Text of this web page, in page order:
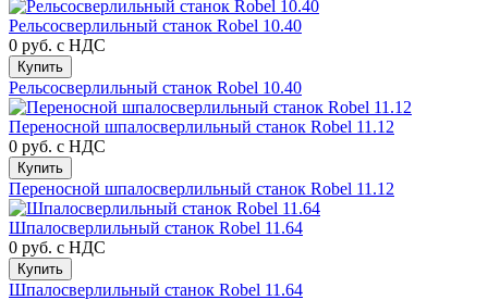
Рельсосверлильный станок Robel 10.40
0 руб. с НДС
Купить
Рельсосверлильный станок Robel 10.40
Переносной шпалосверлильный станок Robel 11.12
0 руб. с НДС
Купить
Переносной шпалосверлильный станок Robel 11.12
Шпалосверлильный станок Robel 11.64
0 руб. с НДС
Купить
Шпалосверлильный станок Robel 11.64